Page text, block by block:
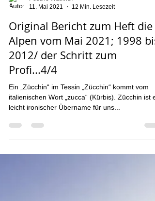
Pesche Wüthrich
Original Bericht zum Heft die
Alpen vom Mai 2021; 1998 bis
2012/ der Schritt zum
Profi...4/4
Ein „Zücchin“ im Tessin „Zücchin“ kommt vom
italienischen Wort „zucca“ (Kürbis). Zücchin ist